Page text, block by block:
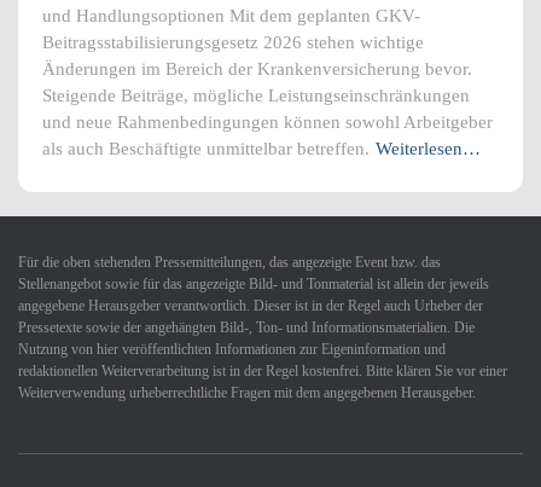
und Handlungsoptionen Mit dem geplanten GKV-
Beitragsstabilisierungsgesetz 2026 stehen wichtige
Änderungen im Bereich der Krankenversicherung bevor.
Steigende Beiträge, mögliche Leistungseinschränkungen
und neue Rahmenbedingungen können sowohl Arbeitgeber
als auch Beschäftigte unmittelbar betreffen. Weiterlesen…
Für die oben stehenden Pressemitteilungen, das angezeigte Event bzw. das
Stellenangebot sowie für das angezeigte Bild- und Tonmaterial ist allein der jeweils
angegebene Herausgeber verantwortlich. Dieser ist in der Regel auch Urheber der
Pressetexte sowie der angehängten Bild-, Ton- und Informationsmaterialien. Die
Nutzung von hier veröffentlichten Informationen zur Eigeninformation und
redaktionellen Weiterverarbeitung ist in der Regel kostenfrei. Bitte klären Sie vor einer
Weiterverwendung urheberrechtliche Fragen mit dem angegebenen Herausgeber.